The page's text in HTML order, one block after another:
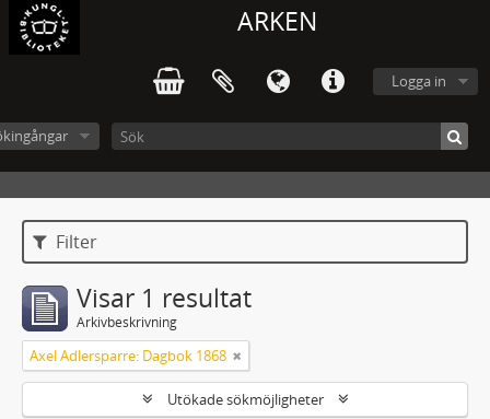
ARKEN
Logga in
Filter
Visar 1 resultat
Arkivbeskrivning
Axel Adlersparre: Dagbok 1868
Utökade sökmöjligheter